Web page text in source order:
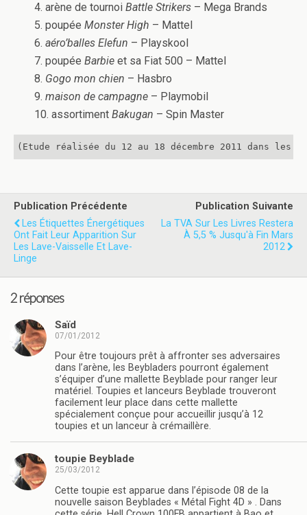
4. arène de tournoi Battle Strikers – Mega Brands
5. poupée Monster High – Mattel
6. aéro’balles Elefun – Playskool
7. poupée Barbie et sa Fiat 500 – Mattel
8. Gogo mon chien – Hasbro
9. maison de campagne – Playmobil
10. assortiment Bakugan – Spin Master
(Etude réalisée du 12 au 18 décembre 2011 dans les
Publication Précédente
Les Étiquettes Énergétiques
Ont Fait Leur Apparition Sur
Les Lave-Vaisselle Et Lave-
Linge
Publication Suivante
La TVA Sur Les Livres Restera
À 5,5 % Jusqu'à Fin Mars
2012
2 réponses
Saïd
07/01/2012
Pour être toujours prêt à affronter ses adversaires
dans l’arène, les Beybladers pourront également
s’équiper d’une mallette Beyblade pour ranger leur
matériel. Toupies et lanceurs Beyblade trouveront
facilement leur place dans cette mallette
spécialement conçue pour accueillir jusqu’à 12
toupies et un lanceur à crémaillère.
toupie Beyblade
25/03/2012
Cette toupie est apparue dans l’épisode 08 de la
nouvelle saison Beyblades « Métal Fight 4D » . Dans